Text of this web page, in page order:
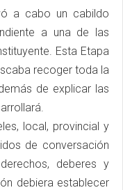
a cabo un cabildo
a una de las
Esta Etapa
recoger toda la
de explicar las
local, provincial y
de conversación
deberes y
debiera establecer